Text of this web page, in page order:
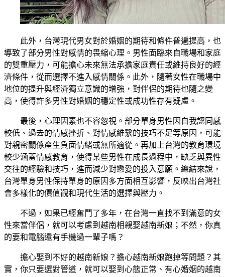
此外，台灣現代男女對於婚姻的期待和條件普遍提高，也
導致了部分男性對感情的畏縮心理。男性面臨來自職場和家庭
的雙重壓力，可能擔心未來無法承擔家庭責任或維持良好的經
濟條件，從而選擇不進入感情關係。此外，隨著女性在職場中
地位的提升與經濟獨立意識的增強，對伴侶的期待也隨之變
高，使得許多男性對婚姻的穩定性或成功性存有疑慮。
最後，心理因素也不容忽視。部分單身男性因自我認同感
較低、過去的情感挫折、對情感維繫的技巧不足等原因，可能
對親密關係產生負面情緒或無所適從。再加上台灣的教育環境
較少涵蓋情感教育，使得某些男性在成長過程中，缺乏與異性
交往的經驗和技巧，進而減少對戀愛的投入意願。總結來說，
台灣單身男性保持單身的原因多方面相互影響，反映出台灣社
會多樣化的價值觀和現代生活的選擇與壓力。
不過，如果已經奮鬥了多年，在台灣一直找不到滿意的女
性來當伴侶，就可以考慮到越南相親娶越南新娘；不然，你真
的要和電腦還有手機過一輩子嗎？
擔心娶到不好的越南新娘？擔心越南新娘跑掉等問題？其
實，你只要選對管道，就可以娶到心態正常、有心婚姻的越南